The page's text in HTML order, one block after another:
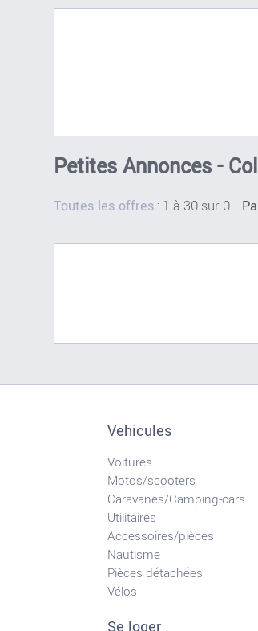
Petites Annonces -
Toutes les offres : 1 à 30 sur 0
Vehicules
Voitures
Motos/scooters
Caravanes/Camping-cars
Utilitaires
Accessoires/pièces
Nautisme
Pièces détachées
Vélos